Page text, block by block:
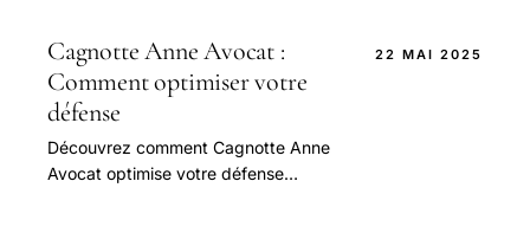
Cagnotte Anne Avocat :
Comment optimiser votre
défense
Découvrez comment Cagnotte Anne
Avocat optimise votre défense
22 MAI 2025